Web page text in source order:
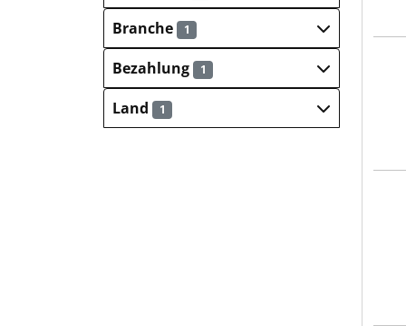
Branche 1
Bezahlung 1
Land 1